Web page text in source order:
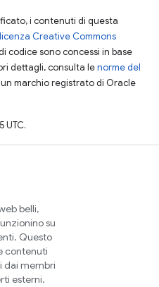
i contenuti di questa
licenza Creative Commons
codice sono concessi in base
dettagli, consulta lenorme del
un marchio registrato di Oracle
UTC.
belli,
su
Questo
contenuti
dai membri
esterni.